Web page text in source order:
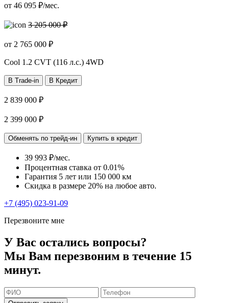
от 46 095 ₽/мес.
3 205 000 ₽
от 2 765 000 ₽
Сool 1.2 CVT (116 л.с.) 4WD
В Trade-in В Кредит
2 839 000 ₽
2 399 000 ₽
Обменять по трейд-ин Купить в кредит
39 993 ₽/мес.
Процентная ставка от 0.01%
Гарантия 5 лет или 150 000 км
Скидка в размере 20% на любое авто.
+7 (495) 023-91-09
Перезвоните мне
У Вас остались вопросы?
Мы Вам перезвоним в течение 15
минут.